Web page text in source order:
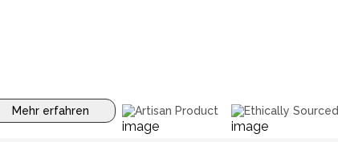
Mehr erfahren Artisan Product Ethically Sourced